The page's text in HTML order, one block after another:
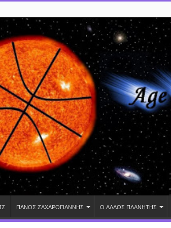
ΠΑΝΟΣ ΖΑΧΑΡΟΓΙΑΝΝΗΣ Ο ΑΛΛΟΣ ΠΛΑΝΗΤΗΣ